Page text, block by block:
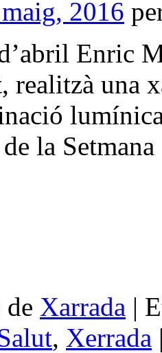
2016
Enric
realitzà una
de la
Xarrada |
, Xerrada